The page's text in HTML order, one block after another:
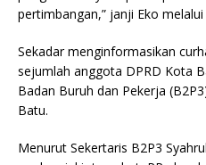
pertimbangan,” janji Eko
Sekadar menginformasikan
sejumlah anggota DPRD Kota
Badan Buruh dan Pekerja
Batu.
Menurut Sekertaris B2P3